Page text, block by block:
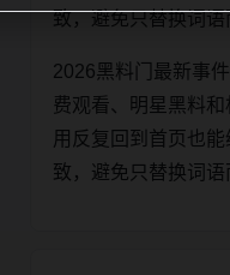
致，避免只替换词
2026黑料门最新事
费观看、明星黑料
用反复回到首页也
致，避免只替换词语